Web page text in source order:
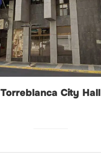
Torreblanca City Hall